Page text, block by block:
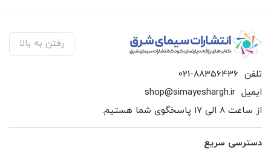
رفتن به بالا
تلفن 021-88356436
ایمیل shop@simayeshargh.ir
از ساعت 8 الی 17 پاسخگوی شما هستیم.
دسترسی سریع